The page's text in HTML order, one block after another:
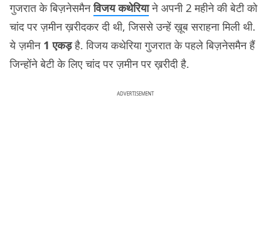
गुजरात के बिज़नेसमैनविजय कथेरियाने अपनी 2 महीने की बेटी को
चांद पर ज़मीन ख़रीदकर दी थी, जिससे उन्हें ख़ूब सराहना मिली थी.
ये ज़मीन 1 एकड़है. विजय कथेरिया गुजरात के पहले बिज़नेसमैन हैं
जिन्होंने बेटी के लिए चांद पर ज़मीन पर ख़रीदी है.
ADVERTISEMENT